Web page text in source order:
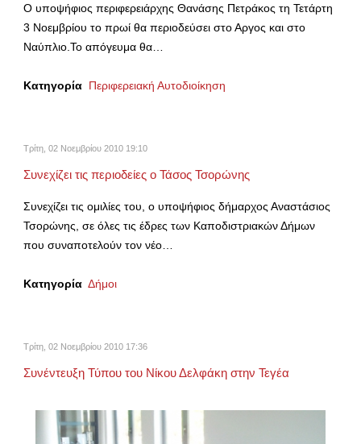
Ο υποψήφιος περιφερειάρχης Θανάσης Πετράκος τη Τετάρτη
3 Νοεμβρίου το πρωί θα περιοδεύσει στο Αργος και στο
Ναύπλιο.Το απόγευμα θα…
Κατηγορία Περιφερειακή Αυτοδιοίκηση
Τρίτη, 02 Νοεμβρίου 2010 19:10
Συνεχίζει τις περιοδείες ο Τάσος Τσορώνης
Συνεχίζει τις ομιλίες του, ο υποψήφιος δήμαρχος Αναστάσιος
Τσορώνης, σε όλες τις έδρες των Καποδιστριακών Δήμων
που συναποτελούν τον νέο…
Κατηγορία Δήμοι
Τρίτη, 02 Νοεμβρίου 2010 17:36
Συνέντευξη Τύπου του Νίκου Δελφάκη στην Τεγέα